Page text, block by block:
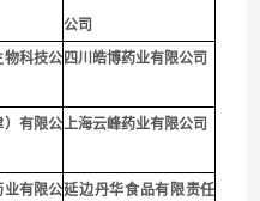
公司
物科技公 四川皓博药业有限公司
）有限公上海云峰药业有限公司
业有限公延边丹华食品有限责任